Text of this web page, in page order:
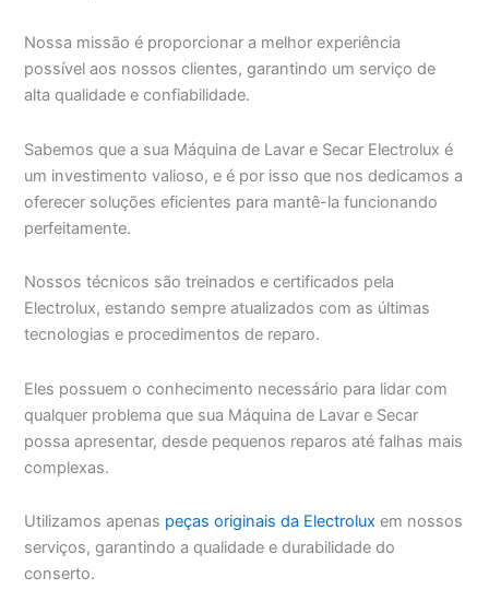
Nossa missão é proporcionar a melhor experiência
possível aos nossos clientes, garantindo um serviço de
alta qualidade e confiabilidade.
Sabemos que a sua Máquina de Lavar e Secar Electrolux é
um investimento valioso, e é por isso que nos dedicamos a
oferecer soluções eficientes para mantê-la funcionando
perfeitamente.
Nossos técnicos são treinados e certificados pela
Electrolux, estando sempre atualizados com as últimas
tecnologias e procedimentos de reparo.
Eles possuem o conhecimento necessário para lidar com
qualquer problema que sua Máquina de Lavar e Secar
possa apresentar, desde pequenos reparos até falhas mais
complexas.
Utilizamos apenas peças originais da Electrolux em nossos
serviços, garantindo a qualidade e durabilidade do
conserto.